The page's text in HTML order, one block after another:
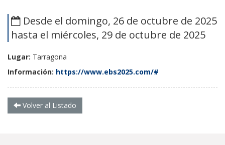
Desde el domingo, 26 de octubre de 2025
hasta el miércoles, 29 de octubre de 2025
Lugar: Tarragona
Información: https://www.ebs2025.com/#
Volver al Listado